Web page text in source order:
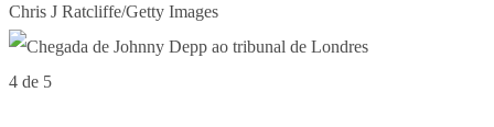
Chris J Ratcliffe/Getty Images
4 de 5